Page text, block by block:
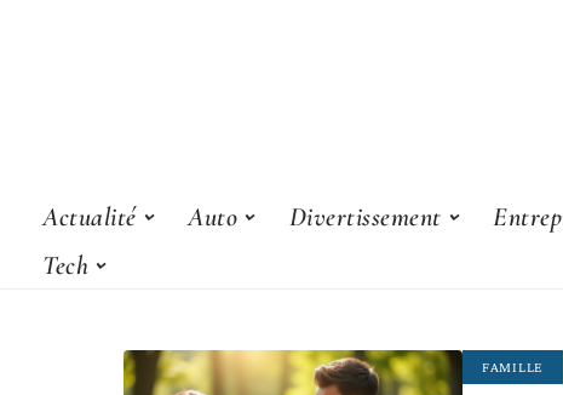
Actualité Auto Divertissement
Tech
FAMILLE